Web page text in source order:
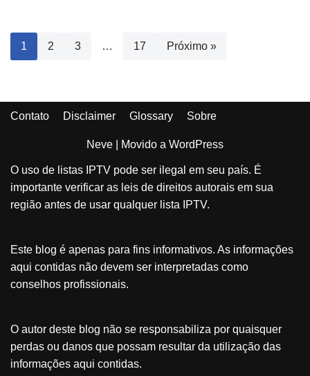
1 2 3 … 17 Próximo »
Contato Disclaimer Glossary Sobre
Neve | Movido a WordPress
O uso de listas IPTV pode ser ilegal em seu país. É
importante verificar as leis de direitos autorais em sua
região antes de usar qualquer lista IPTV.
Este blog é apenas para fins informativos. As informações
aqui contidas não devem ser interpretadas como
conselhos profissionais.
O autor deste blog não se responsabiliza por quaisquer
perdas ou danos que possam resultar da utilização das
informações aqui contidas.